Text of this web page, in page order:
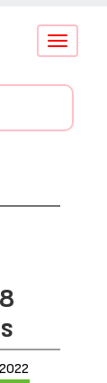
Conmutar